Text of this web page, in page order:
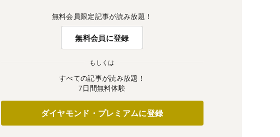
無料会員限定記事が読み放題！
無料会員に登録
もしくは
すべての記事が読み放題！
7日間無料体験
ダイヤモンド・プレミアムに登録